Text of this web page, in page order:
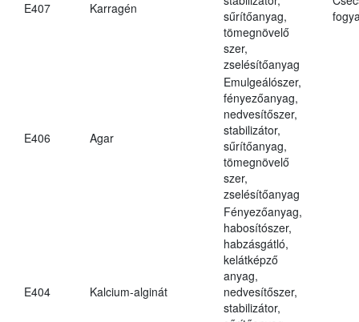
E407 Karragén
sűrítőanyag,
tömegnövelő
szer,
zselésítőanyag
E406 Agar
Emulgeálószer,
fényezőanyag,
nedvesítőszer,
stabilizátor,
sűrítőanyag,
tömegnövelő
szer,
zselésítőanyag
E404 Kalcium-alginát
Fényezőanyag,
habosítószer,
habzásgátló,
kelátképző
anyag,
nedvesítőszer,
stabilizátor,